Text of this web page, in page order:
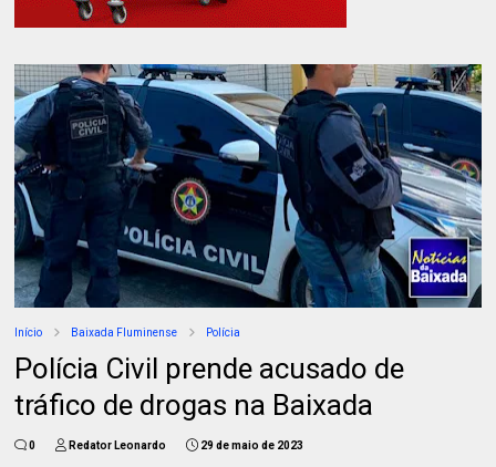
Início Baixada Fluminense Polícia
Polícia Civil prende acusado de
tráfico de drogas na Baixada
0 Redator Leonardo 29 de maio de 2023